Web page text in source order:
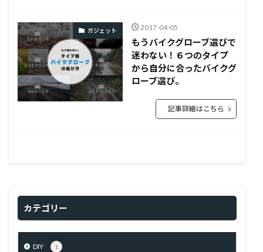
TOP
ガジェット 2017-04-05
もうバイクグローブ選びで
迷わない！６つのタイプ
から自分に合ったバイクグ
ローブ選び。
記事詳細はこちら
カテゴリー
DIY 1